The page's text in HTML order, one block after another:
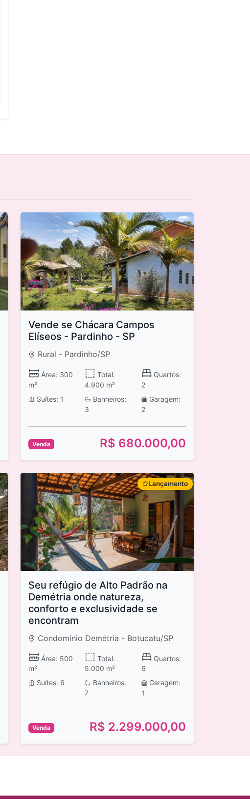
Vende se Chácara Campos
Elíseos - Pardinho - SP
Rural - Pardinho/SP
Área: 300
m²
Total:
4.900 m²
Quartos:
2
Suítes: 1
Banheiros:
3
Garagem:
2
Venda R$ 680.000,00
Lançamento
Seu refúgio de Alto Padrão na
Demétria onde natureza,
conforto e exclusividade se
encontram
Condomínio Demétria - Botucatu/SP
Área: 500
m²
Total:
5.000 m²
Quartos:
6
Suítes: 6
Banheiros:
7
Garagem:
1
Venda R$ 2.299.000,00